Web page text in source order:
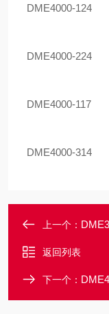
DME4000-124
DME4000-224
DME4000-117
DME4000-314
上一个：
返回列表
下一个：